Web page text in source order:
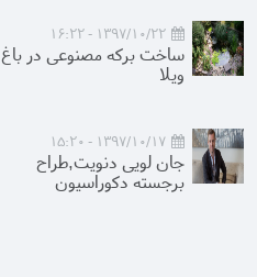
1397/10/22 - 16:22
ساخت برکه مصنوعی در باغ
ویلا
1397/10/17 - 15:20
جان لویی دنویت,طراح
برجسته دکوراسیون